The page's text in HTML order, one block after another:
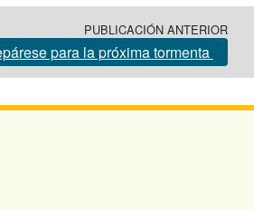
PUBLICACIÓN ANTERIOR
para la próxima tormenta